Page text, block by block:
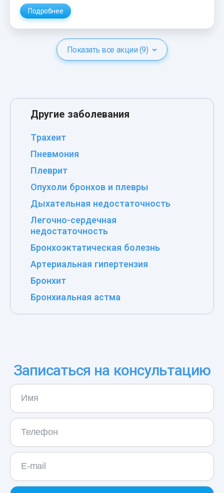
Подробнее
Показать все акции (9)
Другие заболевания
Трахеит
Пневмония
Плеврит
Опухоли бронхов и плевры
Дыхательная недостаточность
Легочно-сердечная
недостаточность
Бронхоэктатическая болезнь
Артериальная гипертензия
Бронхит
Бронхиальная астма
Записаться на консультацию